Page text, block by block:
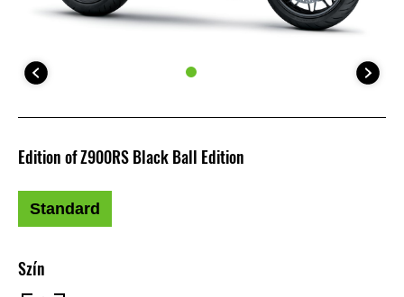
Szín
Edition of Z900RS Black Ball Edition
Standard